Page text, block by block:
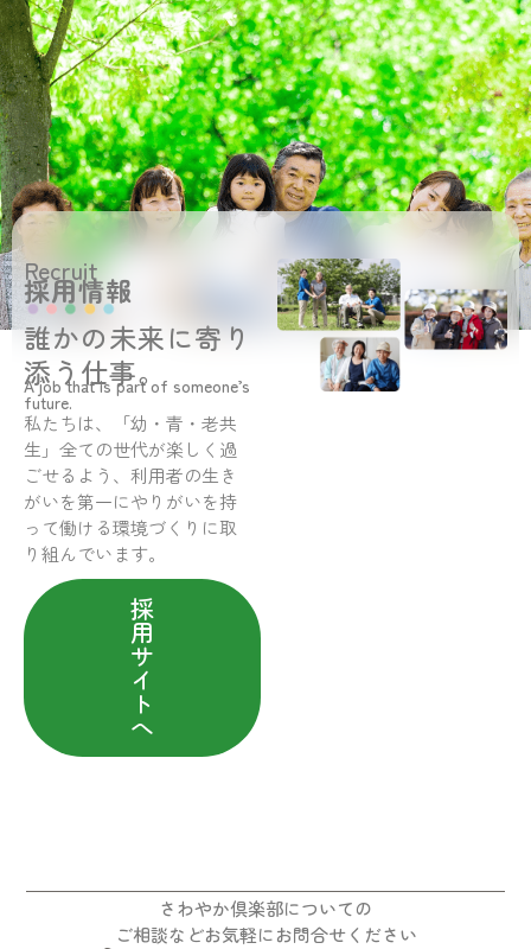
Recruit
採用情報
誰かの未来に寄り
添う仕事。
A job that is part of someone’s
future.
私たちは、「幼・青・老共
生」全ての世代が楽しく過
ごせるよう、利用者の生き
がいを第一にやりがいを持
って働ける環境づくりに取
り組んでいます。
採
用
サ
イ
ト
へ
さわやか倶楽部についての
ご相談などお気軽にお問合せください